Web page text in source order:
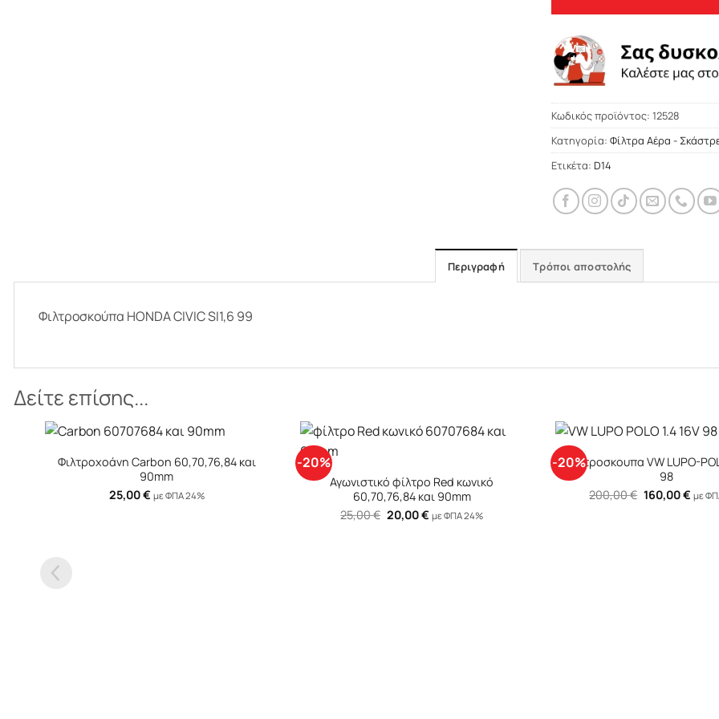
Κωδικός προϊόντος: 12528
Κατηγορία: Φίλτρα Αέρα -
Ετικέτα: D14
Περιγραφή Τρόποι αποστολής
Φιλτροσκούπα HONDA CIVIC SI1,6 99
Δείτε επίσης...
+
Φιλτροχοάνη Carbon 60,70,76,84 και
90mm
25,00€ με ΦΠΑ 24%
-20%
+
Αγωνιστικό φίλτρο Red κωνικό
60,70,76,84 και 90mm
25,00€ Original
price
20,00€Η
τρέχουσα
με ΦΠΑ 24%
-20%
+
Φιλτροσκουπα VW LUPO-
98
200,00€ Original
price
160,00€Ημε